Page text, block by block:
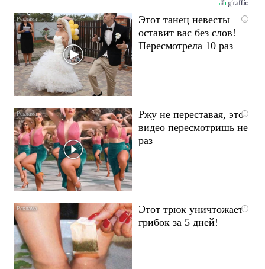
i
Этот танец невесты
оставит вас без слов!
Пересмотрела 10 раз
i
Ржу не переставая, это
видео пересмотришь не
раз
i
Этот трюк уничтожает
грибок за 5 дней!